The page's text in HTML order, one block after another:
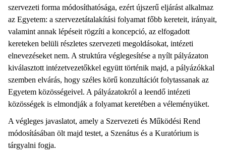
szervezeti forma módosíthatósága, ezért újszerű eljárást alkalmaz
az Egyetem: a szervezetátalakítási folyamat főbb kereteit, irányait,
valamint annak lépéseit rögzíti a koncepció, az elfogadott
kereteken belüli részletes szervezeti megoldásokat, intézeti
elnevezéseket nem. A struktúra véglegesítése a nyílt pályázaton
kiválasztott intézetvezetőkkel együtt történik majd, a pályázókkal
szemben elvárás, hogy széles körű konzultációt folytassanak az
Egyetem közösségeivel. A pályázatokról a leendő intézeti
közösségek is elmondják a folyamat keretében a véleményüket.
A végleges javaslatot, amely a Szervezeti és Működési Rend
módosításában ölt majd testet, a Szenátus és a Kuratórium is
tárgyalni fogja.